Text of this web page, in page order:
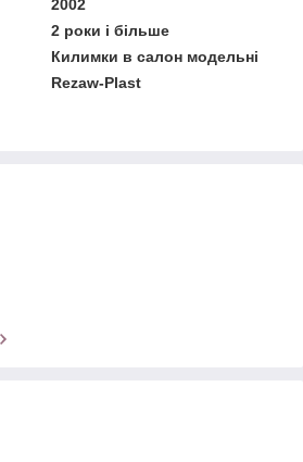
2002
2 роки і більше
Килимки в салон модельні
Rezaw-Plast